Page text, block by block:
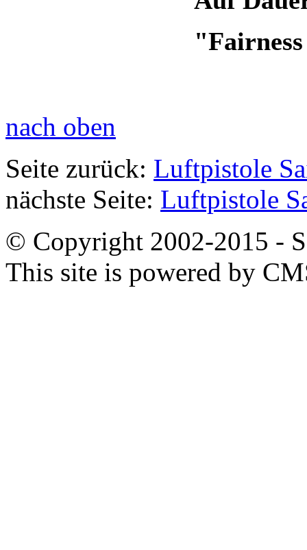
nach oben
Seite zurück: Luftpistole
nächste Seite: Luftpistole
© Copyright 2002-2015 -
This site is powered by